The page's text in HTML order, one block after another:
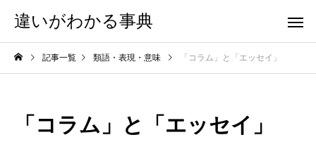
違いがわかる事典
記事一覧 類語・表現・意味 「コラム」と「エッセイ」
「コラム」と「エッセイ」